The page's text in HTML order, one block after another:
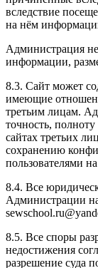
вследствие
на нём
Администрация не
информации,
8.3. Сайт может
имеющие
третьим лицам.
точность,
сайтах третьих
сохранению
пользователями
8.4. Все
Администрации
8.5. Все споры
недостижения
разрешение суда